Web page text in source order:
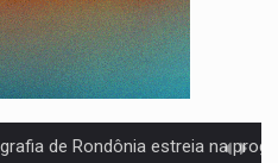
Sgt. Mouza esclarece 'erro de digitação' em declaração de